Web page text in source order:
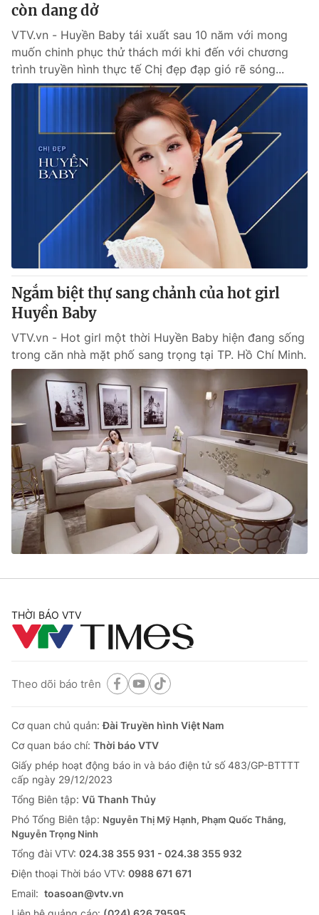
còn dang dở
VTV.vn - Huyền Baby tái xuất sau 10 năm với mong
muốn chinh phục thử thách mới khi đến với chương
trình truyền hình thực tế Chị đẹp đạp gió rẽ sóng...
Ngắm biệt thự sang chảnh của hot girl
Huyền Baby
VTV.vn - Hot girl một thời Huyền Baby hiện đang sống
trong căn nhà mặt phố sang trọng tại TP. Hồ Chí Minh.
THỜI BÁO VTV
Theo dõi báo trên
Cơ quan chủ quản:Đài Truyền hình Việt Nam
Cơ quan báo chí: Thời báo VTV
Giấy phép hoạt động báo in và báo điện tử số 483/GP-BTTTT
cấp ngày 29/12/2023
Tổng Biên tập: Vũ Thanh Thủy
Phó Tổng Biên tập: Nguyễn Thị Mỹ Hạnh, Phạm Quốc Thắng,
Nguyễn Trọng Ninh
Tổng đài VTV: 024.38 355 931 - 024.38 355 932
Ðiện thoại Thời báo VTV: 0988 671 671
Email: toasoan@vtv.vn